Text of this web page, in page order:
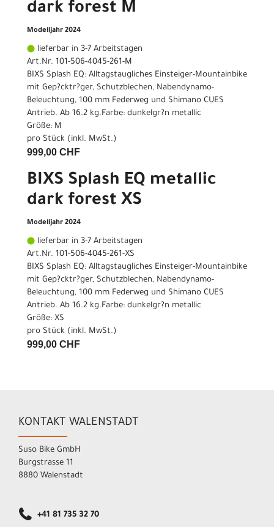
dark forest M
Modelljahr 2024
lieferbar in 3-7 Arbeitstagen
Art.Nr. 101-506-4045-261-M
BIXS Splash EQ: Alltagstaugliches Einsteiger-Mountainbike
mit Gep?cktr?ger, Schutzblechen, Nabendynamo-
Beleuchtung, 100 mm Federweg und Shimano CUES
Antrieb. Ab 16.2 kg.Farbe: dunkelgr?n metallic
Größe: M
pro Stück (inkl. MwSt.)
999,00 CHF
BIXS Splash EQ metallic
dark forest XS
Modelljahr 2024
lieferbar in 3-7 Arbeitstagen
Art.Nr. 101-506-4045-261-XS
BIXS Splash EQ: Alltagstaugliches Einsteiger-Mountainbike
mit Gep?cktr?ger, Schutzblechen, Nabendynamo-
Beleuchtung, 100 mm Federweg und Shimano CUES
Antrieb. Ab 16.2 kg.Farbe: dunkelgr?n metallic
Größe: XS
pro Stück (inkl. MwSt.)
999,00 CHF
KONTAKT WALENSTADT
Suso Bike GmbH
Burgstrasse 11
8880 Walenstadt
+41 81 735 32 70